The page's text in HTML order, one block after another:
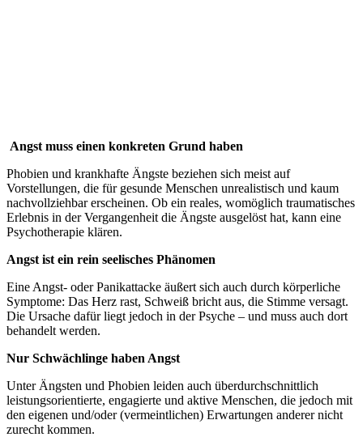
Angst muss einen konkreten Grund haben
Phobien und krankhafte Ängste beziehen sich meist auf
Vorstellungen, die für gesunde Menschen unrealistisch und kaum
nachvollziehbar erscheinen. Ob ein reales, womöglich traumatisches
Erlebnis in der Vergangenheit die Ängste ausgelöst hat, kann eine
Psychotherapie klären.
Angst ist ein rein seelisches Phänomen
Eine Angst- oder Panikattacke äußert sich auch durch körperliche
Symptome: Das Herz rast, Schweiß bricht aus, die Stimme versagt.
Die Ursache dafür liegt jedoch in der Psyche – und muss auch dort
behandelt werden.
Nur Schwächlinge haben Angst
Unter Ängsten und Phobien leiden auch überdurchschnittlich
leistungsorientierte, engagierte und aktive Menschen, die jedoch mit
den eigenen und/oder (vermeintlichen) Erwartungen anderer nicht
zurecht kommen.